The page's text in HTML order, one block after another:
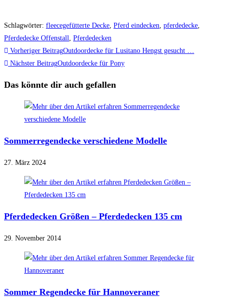
Schlagwörter: fleecegefütterte Decke, Pferd eindecken, pferdedecke,
Pferdedecke Offenstall, Pferdedecken
Weitere
Artikel
ansehen
Vorheriger BeitragOutdoordecke für Lusitano Hengst gesucht …
Nächster BeitragOutdoordecke für Pony
Das könnte dir auch gefallen
Sommerregendecke verschiedene Modelle
27. März 2024
Pferdedecken Größen – Pferdedecken 135 cm
29. November 2014
Sommer Regendecke für Hannoveraner